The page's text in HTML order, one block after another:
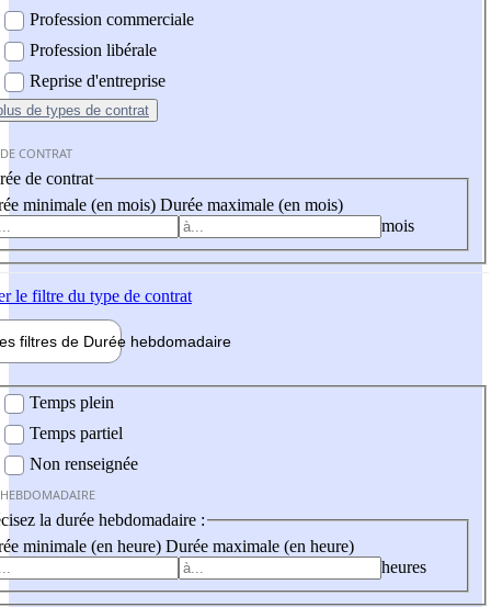
Profession commerciale
Profession libérale
Reprise d'entreprise
de types de contrat
CONTRAT
de contrat
minimale (en mois) Durée maximale (en mois)
mois
le filtre du type de contrat
filtres de Durée hebdomadaire
Temps plein
Temps partiel
Non renseignée
la durée hebdomadaire :
minimale (en heure) Durée maximale (en heure)
heures